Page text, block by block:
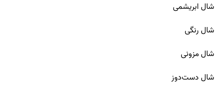
شال ابریشمی
شال رنگی
شال مزونی
شال دست‌دوز